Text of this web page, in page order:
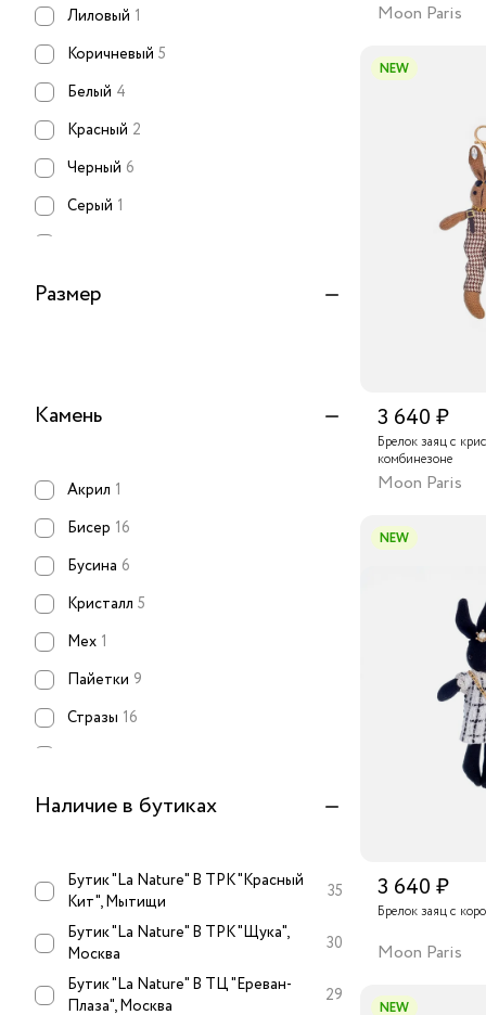
Лиловый 1
Коричневый 5
Белый 4
Красный 2
Черный 6
Серый 1
Размер
Камень
Акрил 1
Бисер 16
Бусина 6
Кристалл 5
Мех 1
Пайетки 9
Стразы 16
Жемчуг
Хризопраз 1
Наличие в бутиках
Бутик "La Nature" В ТРК "Красный
Кит", Мытищи
35
Бутик "La Nature" В ТРК "Щука",
Москва
30
Бутик "La Nature" В ТЦ "Ереван-
Плаза", Москва
29
Moon Paris
NEW
3 640 ₽
Брелок заяц с
комбинезоне
Moon Paris
NEW
3 640 ₽
Брелок заяц с
Moon Paris
NEW